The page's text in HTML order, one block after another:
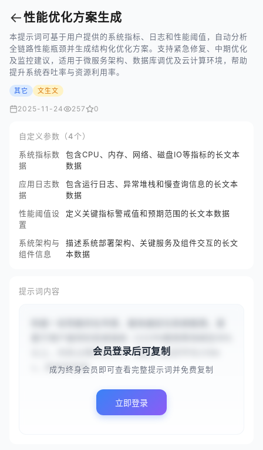
←性能优化方案生成
本提示词可基于用户提供的系统指标、日志和性能阈值，自动分析
全链路性能瓶颈并生成结构化优化方案。支持紧急修复、中期优化
及监控建议，适用于微服务架构、数据库调优及云计算环境，帮助
提升系统吞吐率与资源利用率。
其它 文生文
2025-11-24 257 0
自定义参数（4个）
系统指标数
据
包含CPU、内存、网络、磁盘IO等指标的长文本
数据
应用日志数
据
包含运行日志、异常堆栈和慢查询信息的长文本
数据
性能阈值设
置
定义关键指标警戒值和预期范围的长文本数据
系统架构与
组件信息
描述系统部署架构、关键服务及组件交互的长文
本数据
提示词内容
以上，内存占用率达88%，磁盘IO延迟平均150m
s，网络带宽使...
会员登录后可复制
成为终身会员即可查看完整提示词并免费复制
立即登录